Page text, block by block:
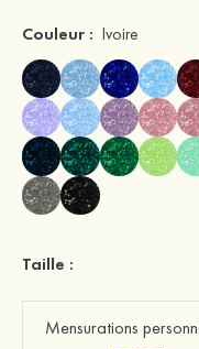
Couleur : Ivoire
Taille :
Mensurations